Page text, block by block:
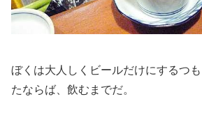
ぼくは大人しくビールだけにするつ
たならば、飲むまでだ。